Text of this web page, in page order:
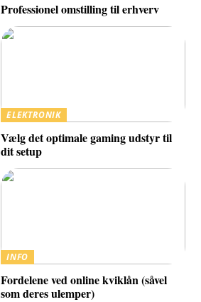
Professionel omstilling til erhverv
ELEKTRONIK
Vælg det optimale gaming udstyr til
dit setup
INFO
Fordelene ved online kviklån (såvel
som deres ulemper)